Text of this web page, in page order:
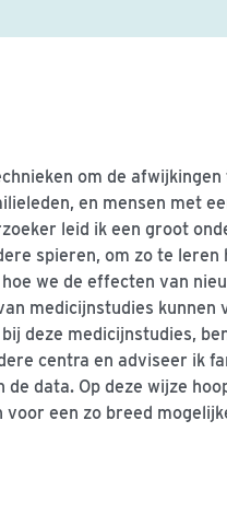
om de
en mensen met
leid ik een groot
spieren, om zo te leren
hoe we de effecten van
medicijnstudies kunnen
deze medicijnstudies,
centra en adviseer ik
data. Op deze wijze
een zo breed